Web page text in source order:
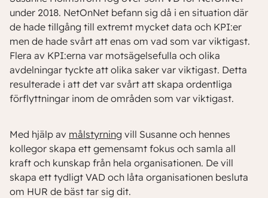
under 2018. NetOnNet befann sig då i en situation där
de hade tillgång till extremt mycket data och KPI:er
men de hade svårt att enas om vad som var viktigast.
Flera av KPI:erna var motsägelsefulla och olika
avdelningar tyckte att olika saker var viktigast. Detta
resulterade i att det var svårt att skapa ordentliga
förflyttningar inom de områden som var viktigast.
Med hjälp av målstyrning vill Susanne och hennes
kollegor skapa ett gemensamt fokus och samla all
kraft och kunskap från hela organisationen. De vill
skapa ett tydligt VAD och låta organisationen besluta
om HUR de bäst tar sig dit.